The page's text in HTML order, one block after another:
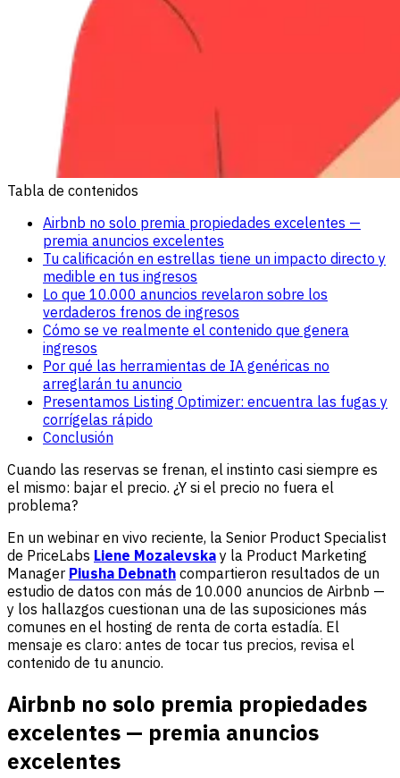
Tabla de contenidos
Airbnb no solo premia propiedades excelentes —
premia anuncios excelentes
Tu calificación en estrellas tiene un impacto directo y
medible en tus ingresos
Lo que 10.000 anuncios revelaron sobre los
verdaderos frenos de ingresos
Cómo se ve realmente el contenido que genera
ingresos
Por qué las herramientas de IA genéricas no
arreglarán tu anuncio
Presentamos Listing Optimizer: encuentra las fugas y
corrígelas rápido
Conclusión
Cuando las reservas se frenan, el instinto casi siempre es
el mismo: bajar el precio. ¿Y si el precio no fuera el
problema?
En un webinar en vivo reciente, la Senior Product Specialist
de PriceLabs Liene Mozalevska y la Product Marketing
Manager Piusha Debnath compartieron resultados de un
estudio de datos con más de 10.000 anuncios de Airbnb —
y los hallazgos cuestionan una de las suposiciones más
comunes en el hosting de renta de corta estadía. El
mensaje es claro: antes de tocar tus precios, revisa el
contenido de tu anuncio.
Airbnb no solo premia propiedades
excelentes — premia anuncios
excelentes